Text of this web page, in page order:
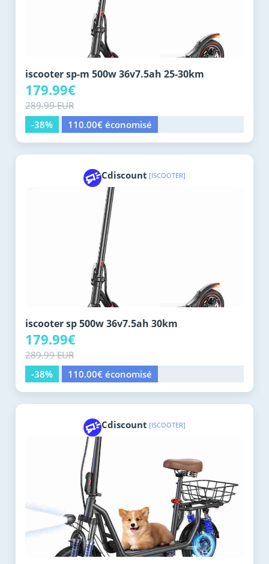
iscooter sp-m 500w 36v7.5ah 25-30km
179.99€
289.99 EUR
-38%
110.00€ économisé
Cdiscount [ISCOOTER]
iscooter sp 500w 36v7.5ah 30km
179.99€
289.99 EUR
-38%
110.00€ économisé
Cdiscount [ISCOOTER]